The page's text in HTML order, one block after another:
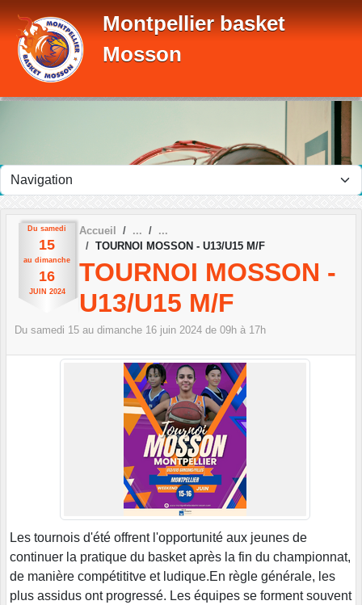
Montpellier basket
Mosson
Du samedi
15
au dimanche
16
JUIN 2024
Accueil
TOURNOI MOSSON - U13/U15 M/F
TOURNOI MOSSON -
U13/U15 M/F
Du samedi 15 au dimanche 16 juin 2024 de 09h à 17h
Les tournois d'été offrent l'opportunité aux jeunes de
continuer la pratique du basket après la fin du championnat,
de manière compétititve et ludique.En règle générale, les
plus assidus ont progressé. Les équipes se forment souvent